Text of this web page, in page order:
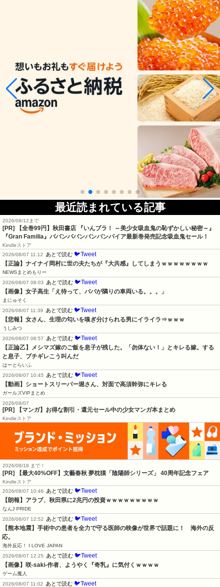
最近読まれている記事
2026/08/12まで
[PR]
【全巻99円】秋田書店 『いんブラ！ ～美少女吸血鬼の恥ずかしい秘密～』
『Gran Familia』ババンババンバンバンパイア最新巻発売記念吸血鬼セール！
Kindleストア
2026/08/07 11:12
あとで読む 🐦Tweet
【正論】ナイナイ岡村に世の夫たちが『大共感』してしまうｗｗｗｗｗｗｗｗ
NEWSまとめもりー
2026/08/07 08:03
あとで読む 🐦Tweet
【画像】女子高生「え待って、パパが隣りの車両いる。。。」
まにゅそく
2026/08/07 11:39
あとで読む 🐦Tweet
【悲報】女さん、生理の匂いを嗅ぎ分けられる男にイライラ⇒ｗｗｗ
うしみつ
2026/08/07 08:57
あとで読む 🐦Tweet
【正論乙】メシマズ嫁のご飯を息子が残した。「勿体ない！」とキレる嫁。する
と息子、ブチギレこう叫んだ
はーとらいふ
2026/08/07 10:45
あとで読む 🐦Tweet
【動画】ショートスリーパー堀さん、対面で高須幹弥にキレる
ガールズVIPまとめ
2026/08/07
[PR] 【マンガ】お得な割引・還元セール中の少女マンガ本まとめ
Kindleストア
2026/08/18 まで！
[PR] 【最大40%OFF】文藝春秋 夢枕獏「陰陽師シリーズ」 40周年記念フェア
Kindleストア
2026/08/07 10:46
あとで読む 🐦Tweet
【朗報】アラブ、秋田県に2兆円の投資ｗｗｗｗｗｗｗｗｗ
なんJ PRIDE
2026/08/07 12:52
あとで読む 🐦Tweet
【熊本地震】手術中の患者を全力で守る医師の映像が世界で話題に！　海外の反
応。
海外反応！ I LOVE JAPAN
2026/08/07 12:25
あとで読む 🐦Tweet
【画像】咲-saki-作者、ようやく『奇乳』に気付くｗｗｗｗ
ゲーム魔人
2026/08/07 11:02
あとで読む 🐦Tweet